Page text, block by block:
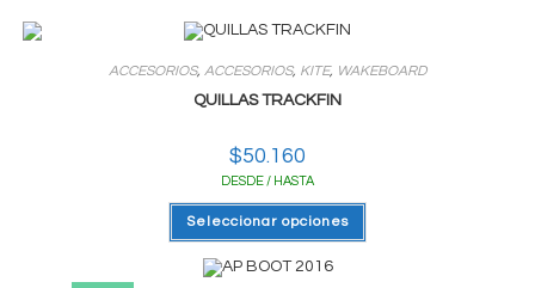
ACCESORIOS, ACCESORIOS, KITE, WAKEBOARD
QUILLAS TRACKFIN
$50.160
DESDE / HASTA
Seleccionar opciones
tiene